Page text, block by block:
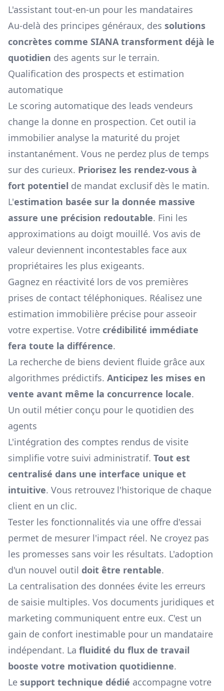
L'assistant tout-en-un pour les mandataires
Au-delà des principes généraux, des solutions
concrètes comme SIANA transforment déjà le
quotidien des agents sur le terrain.
Qualification des prospects et estimation
automatique
Le scoring automatique des leads vendeurs
change la donne en prospection. Cet outil ia
immobilier analyse la maturité du projet
instantanément. Vous ne perdez plus de temps
sur des curieux. Priorisez les rendez-vous à
fort potentiel de mandat exclusif dès le matin.
L'estimation basée sur la donnée massive
assure une précision redoutable. Fini les
approximations au doigt mouillé. Vos avis de
valeur deviennent incontestables face aux
propriétaires les plus exigeants.
Gagnez en réactivité lors de vos premières
prises de contact téléphoniques. Réalisez une
estimation immobilière précise pour asseoir
votre expertise. Votre crédibilité immédiate
fera toute la différence.
La recherche de biens devient fluide grâce aux
algorithmes prédictifs. Anticipez les mises en
vente avant même la concurrence locale.
Un outil métier conçu pour le quotidien des
agents
L'intégration des comptes rendus de visite
simplifie votre suivi administratif. Tout est
centralisé dans une interface unique et
intuitive. Vous retrouvez l'historique de chaque
client en un clic.
Tester les fonctionnalités via une offre d'essai
permet de mesurer l'impact réel. Ne croyez pas
les promesses sans voir les résultats. L'adoption
d'un nouvel outil doit être rentable.
La centralisation des données évite les erreurs
de saisie multiples. Vos documents juridiques et
marketing communiquent entre eux. C'est un
gain de confort inestimable pour un mandataire
indépendant. La fluidité du flux de travail
booste votre motivation quotidienne.
Le support technique dédié accompagne votre